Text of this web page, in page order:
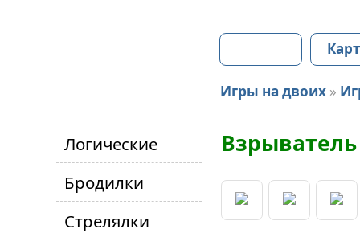
Игры на двоих »
Логические
Бродилки
Стрелялки